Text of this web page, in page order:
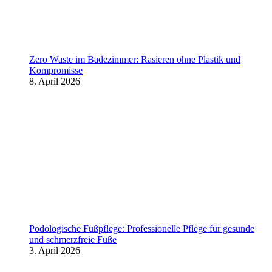
Zero Waste im Badezimmer: Rasieren ohne Plastik und
Kompromisse
8. April 2026
Podologische Fußpflege: Professionelle Pflege für gesunde
und schmerzfreie Füße
3. April 2026